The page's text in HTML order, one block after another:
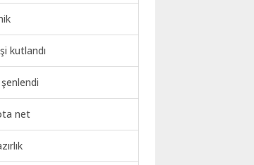
kutlandı
net